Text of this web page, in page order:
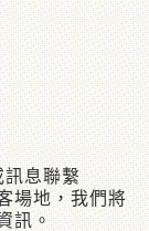
息聯繫
場地，我們將
訊。